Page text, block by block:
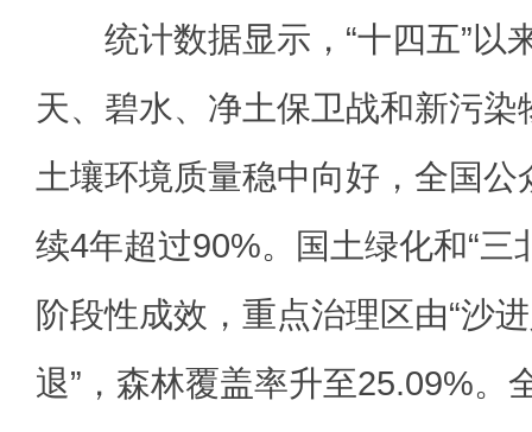
统计数据显示，“十四五”以
天、碧水、净土保卫战和新污
土壤环境质量稳中向好，全国
续4年超过90%。国土绿化和“三
阶段性成效，重点治理区由“沙
退”，森林覆盖率升至25.09%。